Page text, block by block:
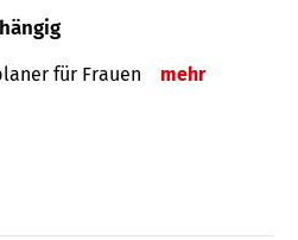
für Frauen mehr